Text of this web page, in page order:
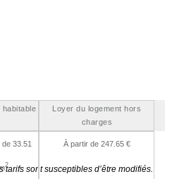
habitable
Loyer du logement hors
charges
33.51
2
À partir de 247.65 €
tarifs sont susceptibles d’être modifiés.